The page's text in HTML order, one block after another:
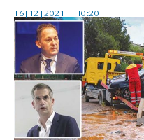
16|12|2021 | 10:20